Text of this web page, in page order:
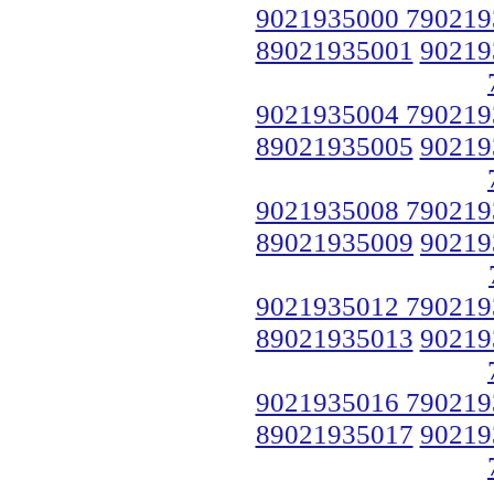
9021935000
89021935001
9021935004
89021935005
9021935008
89021935009
9021935012
89021935013
9021935016
89021935017